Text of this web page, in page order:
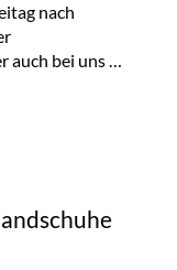
nach
auch bei uns …
Viertel“